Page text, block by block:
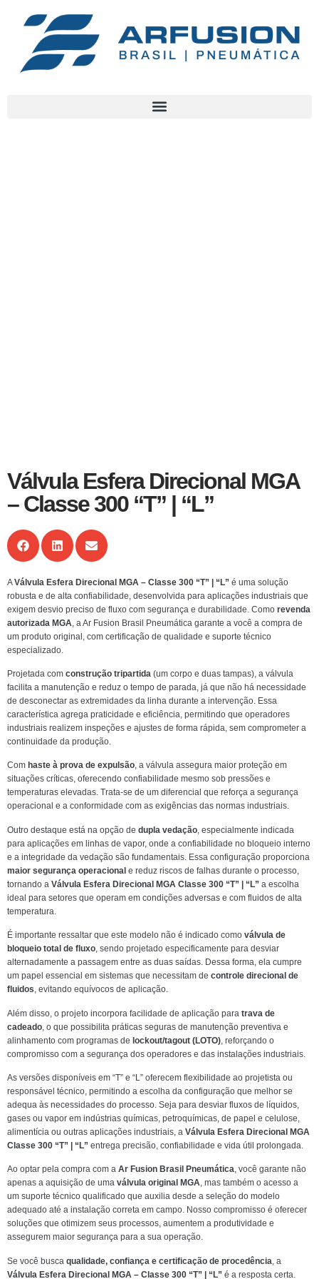
Válvula Esfera Direcional MGA
– Classe 300 “T” | “L”
AVálvula Esfera Direcional MGA – Classe 300 “T” | “L” é uma solução
robusta e de alta confiabilidade, desenvolvida para aplicações industriais que
exigem desvio preciso de fluxo com segurança e durabilidade. Como revenda
autorizada MGA , a Ar Fusion Brasil Pneumática garante a você a compra de
um produto original, com certificação de qualidade e suporte técnico
especializado.
Projetada com construção tripartida (um corpo e duas tampas), a válvula
facilita a manutenção e reduz o tempo de parada, já que não há necessidade
de desconectar as extremidades da linha durante a intervenção. Essa
característica agrega praticidade e eficiência, permitindo que operadores
industriais realizem inspeções e ajustes de forma rápida, sem comprometer a
continuidade da produção.
Com haste à prova de expulsão, a válvula assegura maior proteção em
situações críticas, oferecendo confiabilidade mesmo sob pressões e
temperaturas elevadas. Trata-se de um diferencial que reforça a segurança
operacional e a conformidade com as exigências das normas industriais.
Outro destaque está na opção de dupla vedação, especialmente indicada
para aplicações em linhas de vapor, onde a confiabilidade no bloqueio interno
e a integridade da vedação são fundamentais. Essa configuração proporciona
maior segurança operacional e reduz riscos de falhas durante o processo,
tornando a Válvula Esfera Direcional MGA Classe 300 “T” | “L” a escolha
ideal para setores que operam em condições adversas e com fluidos de alta
temperatura.
É importante ressaltar que este modelo não é indicado como válvula de
bloqueio total de fluxo, sendo projetado especificamente para desviar
alternadamente a passagem entre as duas saídas. Dessa forma, ela cumpre
um papel essencial em sistemas que necessitam de controle direcional de
fluidos, evitando equívocos de aplicação.
Além disso, o projeto incorpora facilidade de aplicação para trava de
cadeado , o que possibilita práticas seguras de manutenção preventiva e
alinhamento com programas de lockout/tagout (LOTO) , reforçando o
compromisso com a segurança dos operadores e das instalações industriais.
As versões disponíveis em “T” e “L” oferecem flexibilidade ao projetista ou
responsável técnico, permitindo a escolha da configuração que melhor se
adequa às necessidades do processo. Seja para desviar fluxos de líquidos,
gases ou vapor em indústrias químicas, petroquímicas, de papel e celulose,
alimentícia ou outras aplicações industriais, a Válvula Esfera Direcional MGA
Classe 300 “T” | “L” entrega precisão, confiabilidade e vida útil prolongada.
Ao optar pela compra com a Ar Fusion Brasil Pneumática, você garante não
apenas a aquisição de uma válvula original MGA, mas também o acesso a
um suporte técnico qualificado que auxilia desde a seleção do modelo
adequado até a instalação correta em campo. Nosso compromisso é oferecer
soluções que otimizem seus processos, aumentem a produtividade e
assegurem maior segurança para a sua operação.
Se você busca qualidade, confiança e certificação de procedência, a
Válvula Esfera Direcional MGA – Classe 300 “T” | “L” é a resposta certa.